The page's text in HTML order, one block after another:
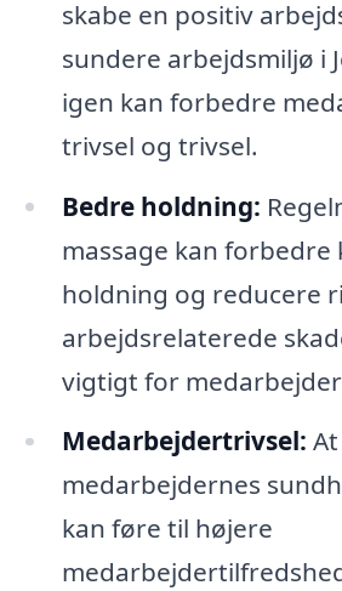
skabe en positiv
sundere arbejdsmiljø i
igen kan forbedre
trivsel og trivsel.
Bedre holdning:
massage kan forbedre
holdning og reducere
arbejdsrelaterede
vigtigt for
Medarbejdertrivsel:
medarbejdernes
kan føre til højere